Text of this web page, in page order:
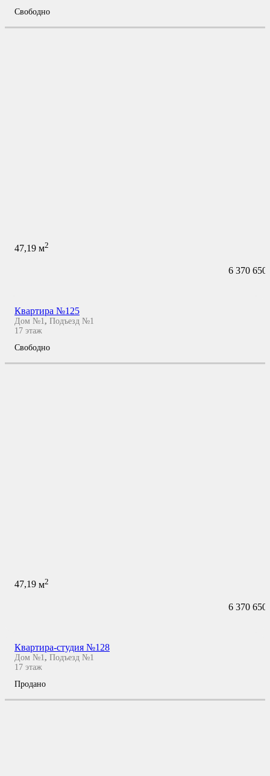
Свободно
47,19 м2
6 370 650
Квартира №125
Дом №1, Подъезд №1
17 этаж
Свободно
47,19 м2
6 370 650
Квартира-студия №128
Дом №1, Подъезд №1
17 этаж
Продано